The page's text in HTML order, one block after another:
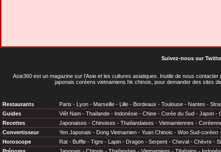
Suivez-nous sur
Asie360 est un magazine sur l'Asie et les cultures asiatiques . Inutile de nous
japonais coréens vietnamiens hk chinois, pour demander des sites
Restaurants Paris - Lyon - Marseille - Lille - Bordeaux - Toulouse - Nantes -
Guides
Viêt Nam - Thaïlande - Indonésie - Chine - Corée du Sud - Japon -
Recettes
Japonaises - Chinoises - Thaïlandaises - Vietnamiennes -
Convertisseur
Yen Japonais - Dong Vietnamien - Yuan Chinois - Won Sud-coréen
Horoscope
Rat - Buffle - Tigre - Lapin - Dragon - Serpent - Cheval - Chèvre -